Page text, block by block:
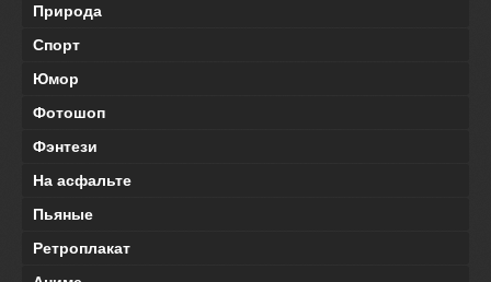
Природа
Спорт
Юмор
Фотошоп
Фэнтези
На асфальте
Пьяные
Ретроплакат